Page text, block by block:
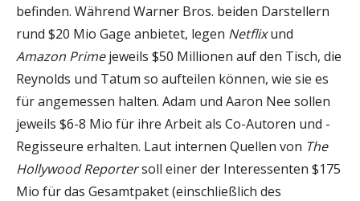
befinden. Während Warner Bros. beiden Darstellern
rund $20 Mio Gage anbietet, legen Netflixund
Amazon Primejeweils $50 Millionen auf den Tisch, die
Reynolds und Tatum so aufteilen können, wie sie es
für angemessen halten. Adam und Aaron Nee sollen
jeweils $6-8 Mio für ihre Arbeit als Co-Autoren und -
Regisseure erhalten. Laut internen Quellen von The
Hollywood Reportersoll einer der Interessenten $175
Mio für das Gesamtpaket (einschließlich des